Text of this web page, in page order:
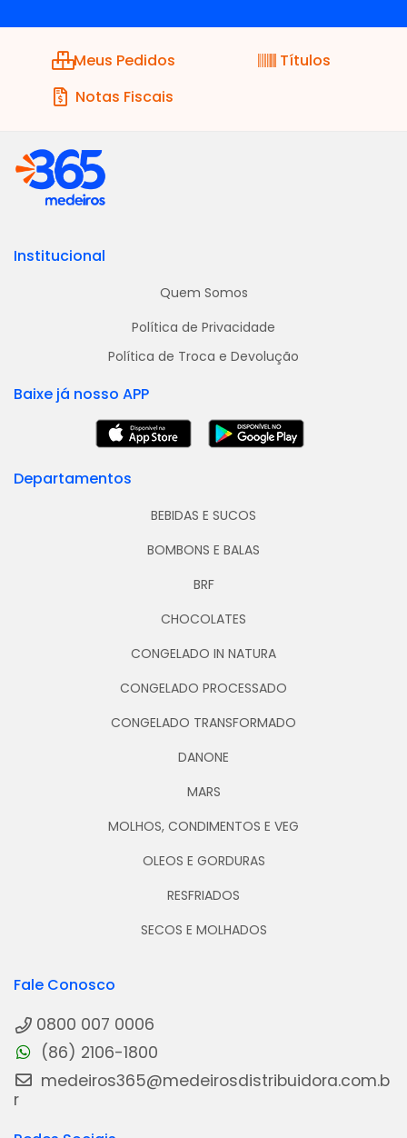
Meus Pedidos
Títulos
Notas Fiscais
Institucional
Quem Somos
Política de Privacidade
Política de Troca e Devolução
Baixe já nosso APP
Departamentos
BEBIDAS E SUCOS
BOMBONS E BALAS
BRF
CHOCOLATES
CONGELADO IN NATURA
CONGELADO PROCESSADO
CONGELADO TRANSFORMADO
DANONE
MARS
MOLHOS, CONDIMENTOS E VEG
OLEOS E GORDURAS
RESFRIADOS
SECOS E MOLHADOS
Fale Conosco
0800 007 0006
(86) 2106-1800
medeiros365@medeirosdistribuidora.com.b
r